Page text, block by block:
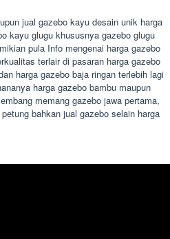
jual gazebo kayu desain unik harga
kayu glugu khususnya gazebo glugu
pula Info mengenai harga gazebo
terlair di pasaran harga gazebo
harga gazebo baja ringan terlebih lagi
harga gazebo bambu maupun
memang gazebo jawa pertama,
bahkan jual gazebo selain harga